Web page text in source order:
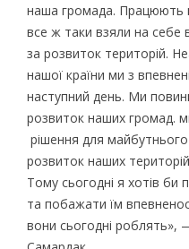
наша громада. Працюють
все ж таки взяли на себе
за розвиток територій.
нашої країни ми з
наступний день. Ми
розвиток наших громад.
рішення для майбутнього
розвиток наших
Тому сьогодні я хотів би
та побажати їм
вони сьогодні роблять»,